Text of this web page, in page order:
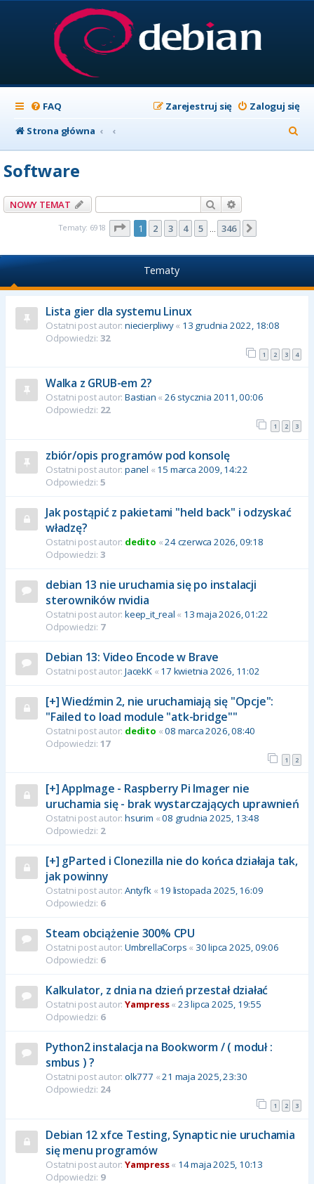
FAQ Zaloguj się
Zarejestruj się
Strona główna
z
Software
NOWY TEMAT Szukaj
Tematy: 6918 Strona z346
1 2 3 4 5 346
Tematy
Lista gier dla systemu Linux
Ostatni post autor: niecierpliwy« 13 grudnia 2022, 18:08
Odpowiedzi: 32
1 2 3 4
Walka z GRUB-em 2?
Ostatni post autor: Bastian «26 stycznia 2011, 00:06
Odpowiedzi: 22
1 2 3
zbiór/opis programów pod konsolę
Ostatni post autor: panel « 15 marca 2009, 14:22
Odpowiedzi: 5
Jak postąpić z pakietami "held back" i odzyskać
władzę?
Ostatni post autor: dedito «24 czerwca 2026, 09:18
Odpowiedzi: 3
debian 13 nie uruchamia się po instalacji
sterowników nvidia
Ostatni post autor: keep_it_real « 13 maja 2026, 01:22
Odpowiedzi: 7
Debian 13: Video Encode w Brave
Ostatni post autor: JacekK« 17 kwietnia 2026, 11:02
[+] Wiedźmin 2, nie uruchamiają się "Opcje":
"Failed to load module "atk-bridge""
Ostatni post autor: dedito «08 marca 2026, 08:40
Odpowiedzi: 17
1 2
[+] AppImage - Raspberry Pi Imager nie
uruchamia się - brak wystarczających uprawnień
Ostatni post autor: hsurim «08 grudnia 2025, 13:48
Odpowiedzi: 2
[+] gParted i Clonezilla nie do końca działaja tak,
jak powinny
Ostatni post autor: Antyfk« 19 listopada 2025, 16:09
Odpowiedzi: 6
Steam obciążenie 300% CPU
Ostatni post autor: UmbrellaCorps « 30 lipca 2025, 09:06
Odpowiedzi: 6
Kalkulator, z dnia na dzień przestał działać
Ostatni post autor: Yampress« 23 lipca 2025, 19:55
Odpowiedzi: 6
Python2 instalacja na Bookworm / ( moduł :
smbus ) ?
Ostatni post autor: olk777 «21 maja 2025, 23:30
Odpowiedzi: 24
1 2 3
Debian 12 xfce Testing, Synaptic nie uruchamia
się menu programów
Ostatni post autor: Yampress« 14 maja 2025, 10:13
Odpowiedzi: 9